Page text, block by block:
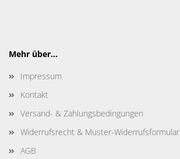
Mehr über...
Impressum
Kontakt
Versand- & Zahlungsbedingungen
Widerrufsrecht & Muster-Widerrufsformular
AGB